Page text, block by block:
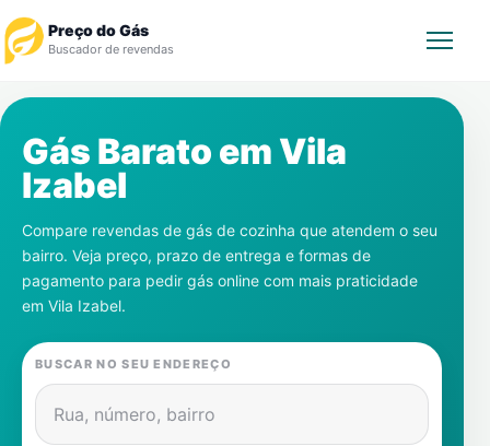
Preço do Gás
Buscador de revendas
Revendedor
Notícias
Cadastre-se
Gás
Contatos
Gás Barato em Vila
Izabel
Compare revendas de gás de cozinha que atendem o seu
bairro. Veja preço, prazo de entrega e formas de
pagamento para pedir gás online com mais praticidade
em Vila Izabel.
BUSCAR NO SEU ENDEREÇO
Rua, número, bairro